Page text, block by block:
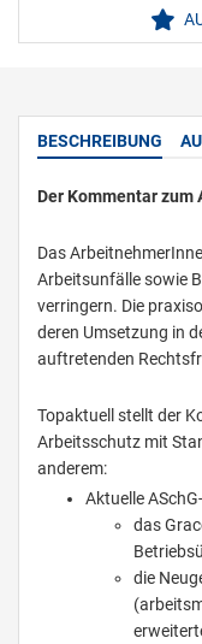
BESCHREIBUNG
Der Kommentar zum
Das
Arbeitsunfälle sowie
verringern. Die
deren Umsetzung in
auftretenden
Topaktuell stellt der
Arbeitsschutz mit
anderem:
Aktuelle
das
die